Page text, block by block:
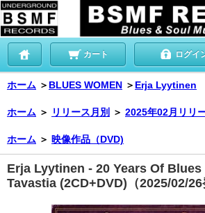
カート ログイ
ホーム ＞ BLUES WOMEN ＞ Erja Lyytinen
ホーム ＞ リリース月別 ＞ 2025年02月リリ
ホーム ＞ 映像作品（DVD)
Erja Lyytinen - 20 Years Of
Tavastia (2CD+DVD)（2025/02/26